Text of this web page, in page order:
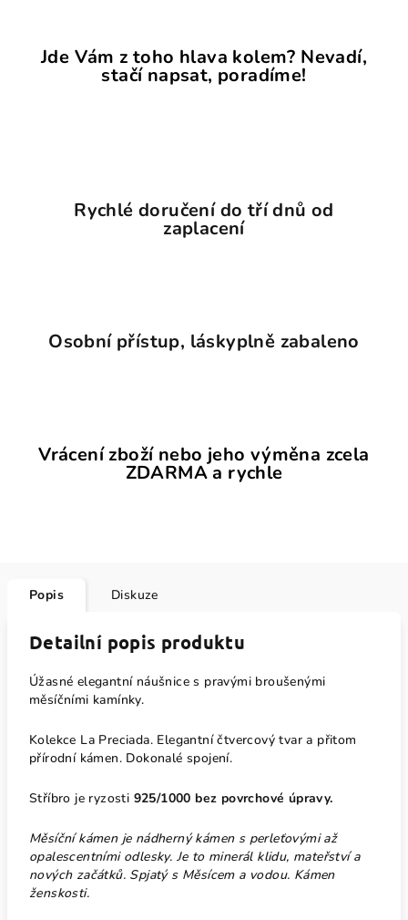
Jde Vám z toho hlava kolem? Nevadí,
stačí napsat, poradíme!
Rychlé doručení do tří dnů od
zaplacení
Osobní přístup, láskyplně zabaleno
Vrácení zboží nebo jeho výměna zcela
ZDARMA a rychle
Popis Diskuze
Detailní popis produktu
Úžasné elegantní náušnice s pravými broušenými
měsíčními kamínky.
Kolekce La Preciada. Elegantní čtvercový tvar a přitom
přírodní kámen. Dokonalé spojení.
Stříbro je ryzosti 925/1000 bez povrchové úpravy.
Měsíční kámen je nádherný kámen s perleťovými až
opalescentními odlesky. Je to minerál klidu, mateřství a
nových začátků. Spjatý s Měsícem a vodou. Kámen
ženskosti.